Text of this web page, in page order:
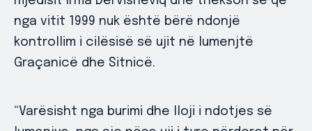
nga vitit 1999 nuk është bërë ndonjë
kontrollim i cilësisë së ujit në lumenjtë
Graçanicë dhe Sitnicë.
“Varësisht nga burimi dhe lloji i ndotjes së